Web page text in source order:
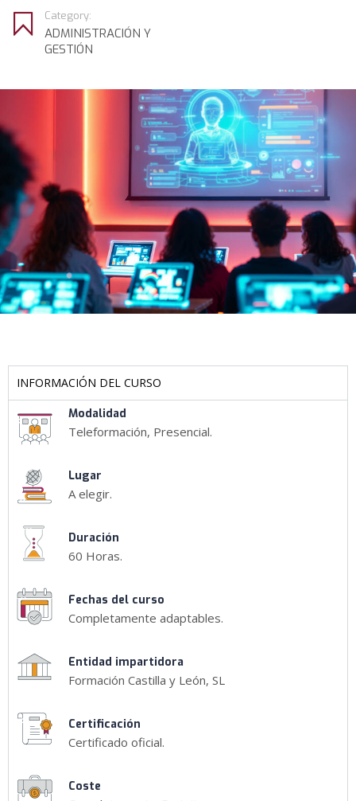
Category:
ADMINISTRACIÓN Y
GESTIÓN
INFORMACIÓN DEL CURSO
Modalidad
Teleformación, Presencial.
Lugar
A elegir.
Duración
60 Horas.
Fechas del curso
Completamente adaptables.
Entidad impartidora
Formación Castilla y León, SL
Certificación
Certificado oficial.
Coste